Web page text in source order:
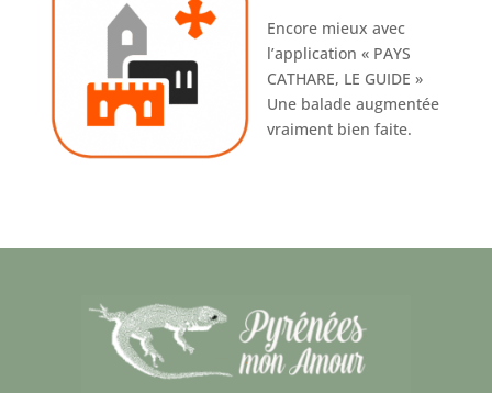
Encore mieux avec
l’application « PAYS
CATHARE, LE GUIDE »
Une balade augmentée
vraiment bien faite.